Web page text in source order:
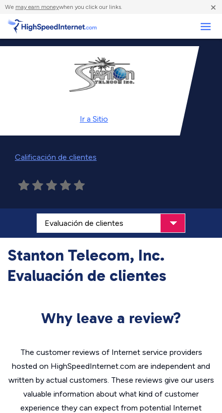
We may earn moneywhen you click our links. ×
Ir a Sitio
Calificación de clientes
Stanton Telecom, Inc.
Evaluación de clientes
Why leave a review?
The customer reviews of Internet service providers
hosted on HighSpeedInternet.com are independent and
written by actual customers. These reviews give our users
valuable information about what kind of customer
experience they can expect from potential Internet